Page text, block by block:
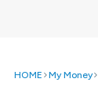
HOME My Money